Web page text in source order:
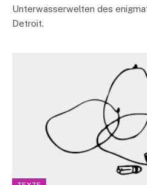
Unterwasserwelten des
Detroit.